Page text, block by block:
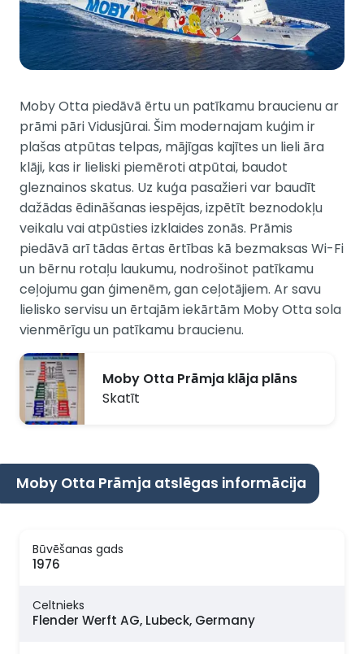
Moby Otta piedāvā ērtu un patīkamu braucienu ar
prāmi pāri Vidusjūrai. Šim modernajam kuģim ir
plašas atpūtas telpas, mājīgas kajītes un lieli āra
klāji, kas ir lieliski piemēroti atpūtai, baudot
gleznainos skatus. Uz kuģa pasažieri var baudīt
dažādas ēdināšanas iespējas, izpētīt beznodokļu
veikalu vai atpūsties izklaides zonās. Prāmis
piedāvā arī tādas ērtas ērtības kā bezmaksas Wi-Fi
un bērnu rotaļu laukumu, nodrošinot patīkamu
ceļojumu gan ģimenēm, gan ceļotājiem. Ar savu
lielisko servisu un ērtajām iekārtām Moby Otta sola
vienmērīgu un patīkamu braucienu.
Moby Otta Prāmja klāja plāns
Skatīt
Moby Otta Prāmja atslēgas informācija
Būvēšanas gads
1976
Celtnieks
Flender Werft AG, Lubeck, Germany